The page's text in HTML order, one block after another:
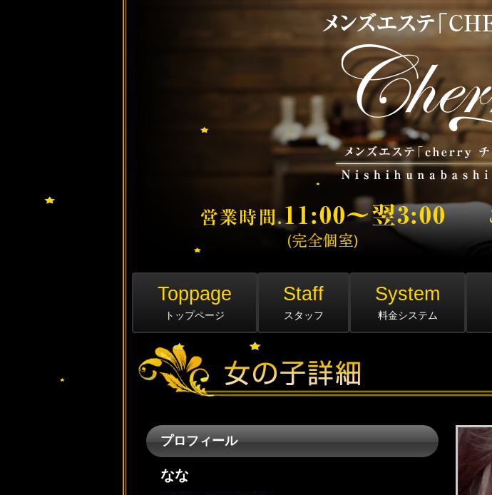
Toppage
トップページ
Staff
スタッフ
System
料金システム
プロフィール
なな